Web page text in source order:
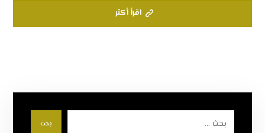
اقرأ أكثر
بحث